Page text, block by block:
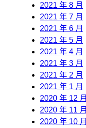
2021 年 8 月
2021 年 7 月
2021 年 6 月
2021 年 5 月
2021 年 4 月
2021 年 3 月
2021 年 2 月
2021 年 1 月
2020 年 12 月
2020 年 11 月
2020 年 10 月